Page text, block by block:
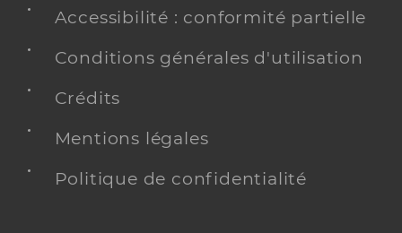
Accessibilité : conformité partielle
Conditions générales d'utilisation
Crédits
Mentions légales
Politique de confidentialité